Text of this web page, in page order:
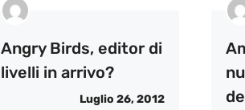
Angry Birds, editor di
livelli in arrivo?
Luglio 26, 2012